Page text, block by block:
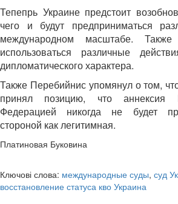
Тепепрь Украине предстоит
чего и будут предприниматься
международном масштабе.
использоваться различные
дипломатического характера.
Также Перебийнис упомянул о том,
принял позицию, что аннексия
Федерацией никогда не будет
стороной как легитимная.
Платиновая Буковина
Ключові слова: международные суды, суд
восстановление статуса кво Украина